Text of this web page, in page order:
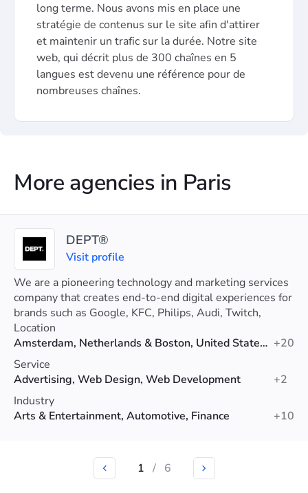
long terme. Nous avons mis en place une
stratégie de contenus sur le site afin d'attirer
et maintenir un trafic sur la durée. Notre site
web, qui décrit plus de 300 chaînes en 5
langues est devenu une référence pour de
nombreuses chaînes.
More agencies in Paris
DEPT®
Visit profile
We are a pioneering technology and marketing services
company that creates end-to-end digital experiences for
brands such as Google, KFC, Philips, Audi, Twitch,
Patagonia, eBay and more.
Location
Amsterdam, Netherlands & Boston, United States & London, United Kingdom & Madrid, Spain +20
Service
Advertising, Web Design, Web Development
+2
Industry
Arts & Entertainment, Automotive, Finance
+10
1 / 6